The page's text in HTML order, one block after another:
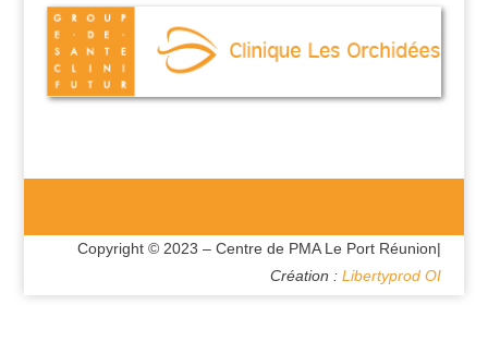
Copyright © 2023 – Centre de PMA Le Port Réunion|
Création :Libertyprod OI